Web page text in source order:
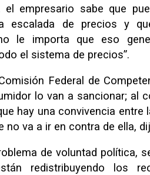
el empresario sabe que
escalada de precios y
le importa que eso
el sistema de precios”.
Federal de
lo van a sancionar; al
hay una convivencia entre
no va a ir en contra de ella,
de voluntad política,
redistribuyendo los